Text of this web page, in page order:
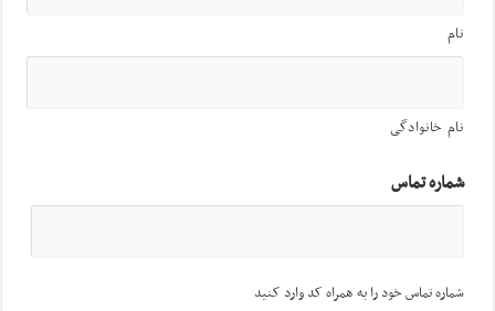
نام
نام خانوادگی
شماره تماس
شماره تماس خود را به همراه کد وارد کنید